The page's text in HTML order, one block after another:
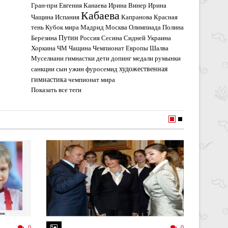
Гран-при Евгения Канаева Ирина Винер Ирина
Чащина Испания Кабаева Капранова Красная
тень Кубок мира Мадрид Москва Олимпиада Полина
Березина Путин Россия Сесина Сидней Украина
Хоркина ЧМ Чащина Чемпионат Европы Шалва
Муселиани гимнастки дети допинг медали румынки
санкции сын ужин фуросемид художественная
гимнастика чемпионат мира
Показать все теги